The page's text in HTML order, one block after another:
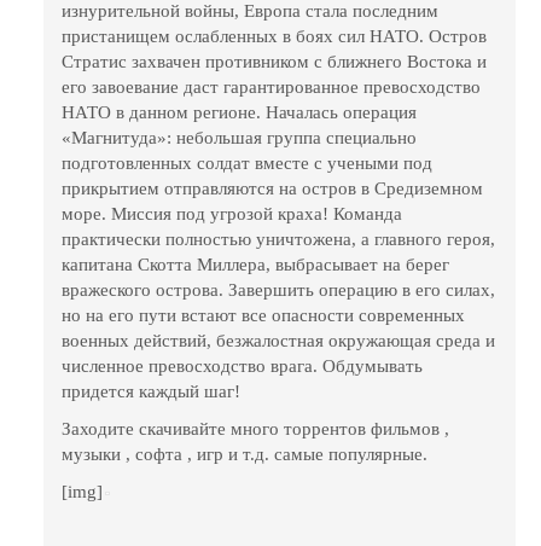
изнурительной войны, Европа стала последним
пристанищем ослабленных в боях сил НАТО. Остров
Стратис захвачен противником с ближнего Востока и
его завоевание даст гарантированное превосходство
НАТО в данном регионе. Началась операция
«Магнитуда»: небольшая группа специально
подготовленных солдат вместе с учеными под
прикрытием отправляются на остров в Средиземном
море. Миссия под угрозой краха! Команда
практически полностью уничтожена, а главного героя,
капитана Скотта Миллера, выбрасывает на берег
вражеского острова. Завершить операцию в его силах,
но на его пути встают все опасности современных
военных действий, безжалостная окружающая среда и
численное превосходство врага. Обдумывать
придется каждый шаг!
Заходите скачивайте много торрентов фильмов ,
музыки , софта , игр и т.д. самые популярные.
[img]